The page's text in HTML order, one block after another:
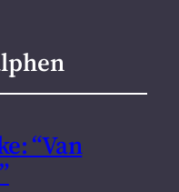
“Van